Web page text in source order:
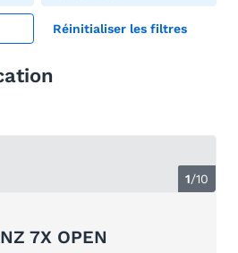
Réinitialiser les filtres
1/10
7X OPEN